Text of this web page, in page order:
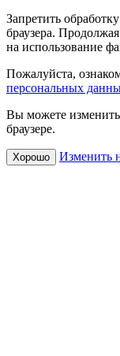
Запретить
браузера.
на использование
Пожалуйста,
персональных
Вы можете
браузере.
Хорошо Изменить